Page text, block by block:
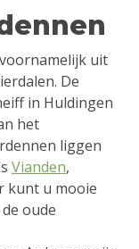
uit
De
in Huldingen
het
liggen
Vianden,
kunt u mooie
oude